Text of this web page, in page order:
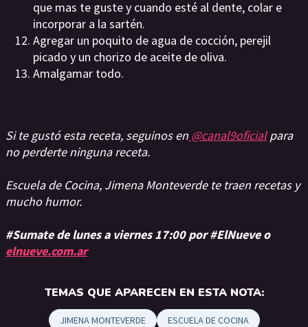
que mas te guste y cuando esté al dente, colar e
incorporar a la sartén.
Agregar un poquito de agua de cocción, perejil
picado y un chorizo de aceite de oliva.
Amalgamar todo.
Si te gustó esta receta, seguinos en @canal9oficialpara
no perderte ninguna receta.
Escuela de Cocina, Jimena Monteverde te traen recetas y
mucho humor.
#Sumate de lunes a viernes 17:00 por #ElNueve o
elnueve.com.ar
TEMAS QUE APARECEN EN ESTA NOTA:
JIMENA MONTEVERDE ESCUELA DE COCINA